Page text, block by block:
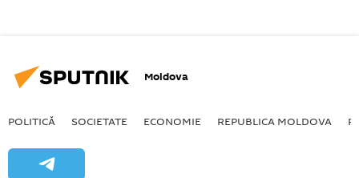
Moldova
POLITICĂ SOCIETATE ECONOMIE REPUBLICA MOLDOVA